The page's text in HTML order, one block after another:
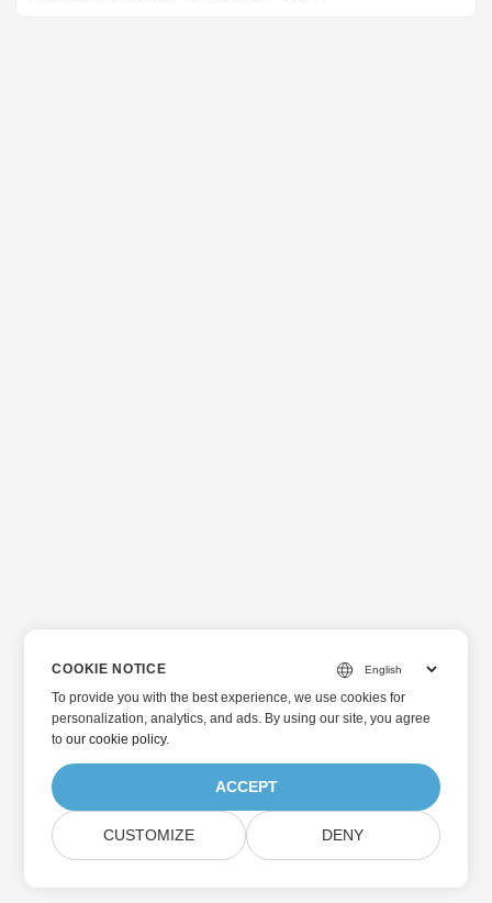
COOKIE NOTICE
To provide you with the best experience, we use cookies for
personalization, analytics, and ads. By using our site, you agree
toour cookie policy.
ACCEPT
CUSTOMIZE DENY